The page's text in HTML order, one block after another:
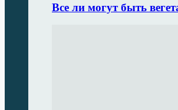
Все ли могут быть